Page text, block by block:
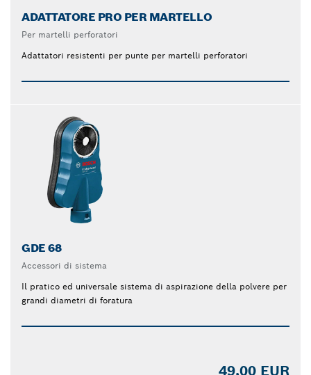
ADATTATORE PRO PER MARTELLO
Per martelli perforatori
Adattatori resistenti per punte per martelli perforatori
GDE 68
Accessori di sistema
Il pratico ed universale sistema di aspirazione della polvere per
grandi diametri di foratura
49,00 EUR